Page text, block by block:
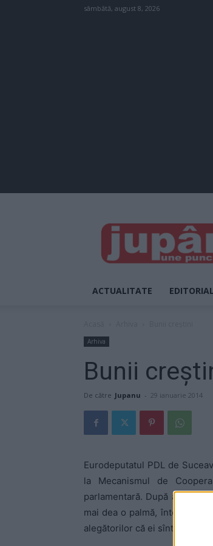
sâmbătă, august 8, 2026
ACTUALITATE EDITORIAL
Arhiva
Bunii
De către Jupanu - 29 ianuarie 2014
Eurodeputatul PDL de
la Mecanismul de
parlamentară. După acest
mai dea o palmă, întorcînd
alegătorilor că ei sînt nişte